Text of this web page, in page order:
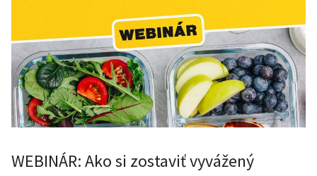
WEBINÁR: Ako si zostaviť vyvážený